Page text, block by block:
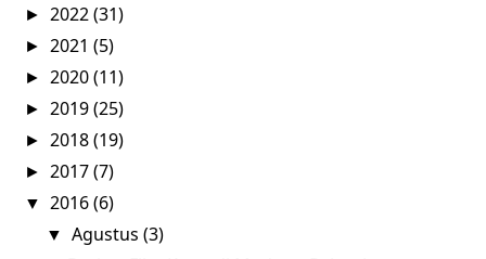
► 2022(31)
► 2021(5)
► 2020(11)
► 2019(25)
► 2018(19)
► 2017(7)
▼ 2016(6)
▼ Agustus (3)